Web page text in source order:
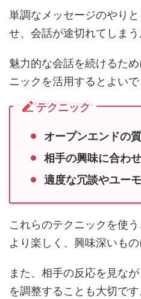
せ、会話が途切れてしま
ニックを活用するとよい
テクニック
相手の興味に合わ
適度な冗談やユー
これらのテクニックを使
より楽しく、興味深いも
を調整することも大切です